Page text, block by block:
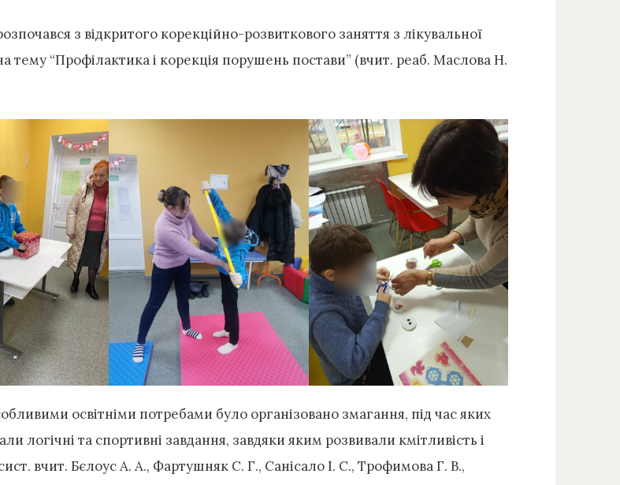
з відкритого корекційно-розвиткового заняття з лікувальної
тему “Профілактика і корекція порушень постави” (вчит. реаб. Маслова Н.
освітніми потребами було організовано змагання, під час яких
логічні та спортивні завдання, завдяки яким розвивали кмітливість і
вчит. Бєлоус А. А., Фартушняк С. Г., Санісало І. С., Трофимова Г. В.,